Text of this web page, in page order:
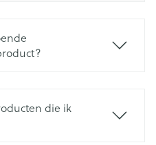
die ik